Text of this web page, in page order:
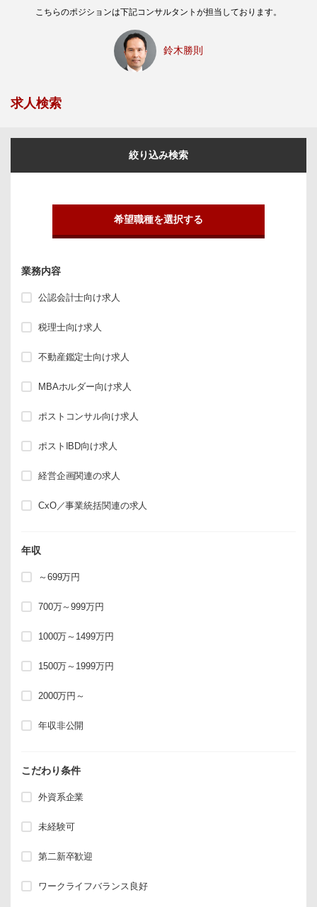
こちらのポジションは下記コンサルタントが担当しております。
鈴木勝則
求人検索
絞り込み検索
希望職種を選択する
業務内容
公認会計士向け求人
税理士向け求人
不動産鑑定士向け求人
MBAホルダー向け求人
ポストコンサル向け求人
ポストIBD向け求人
経営企画関連の求人
CxO／事業統括関連の求人
年収
～699万円
700万～999万円
1000万～1499万円
1500万～1999万円
2000万円～
年収非公開
こだわり条件
外資系企業
未経験可
第二新卒歓迎
ワークライフバランス良好